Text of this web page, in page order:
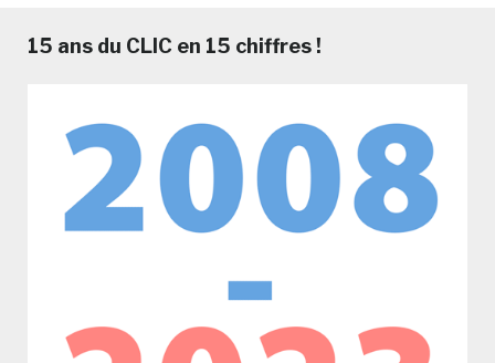
15 ans du CLIC en 15 chiffres !